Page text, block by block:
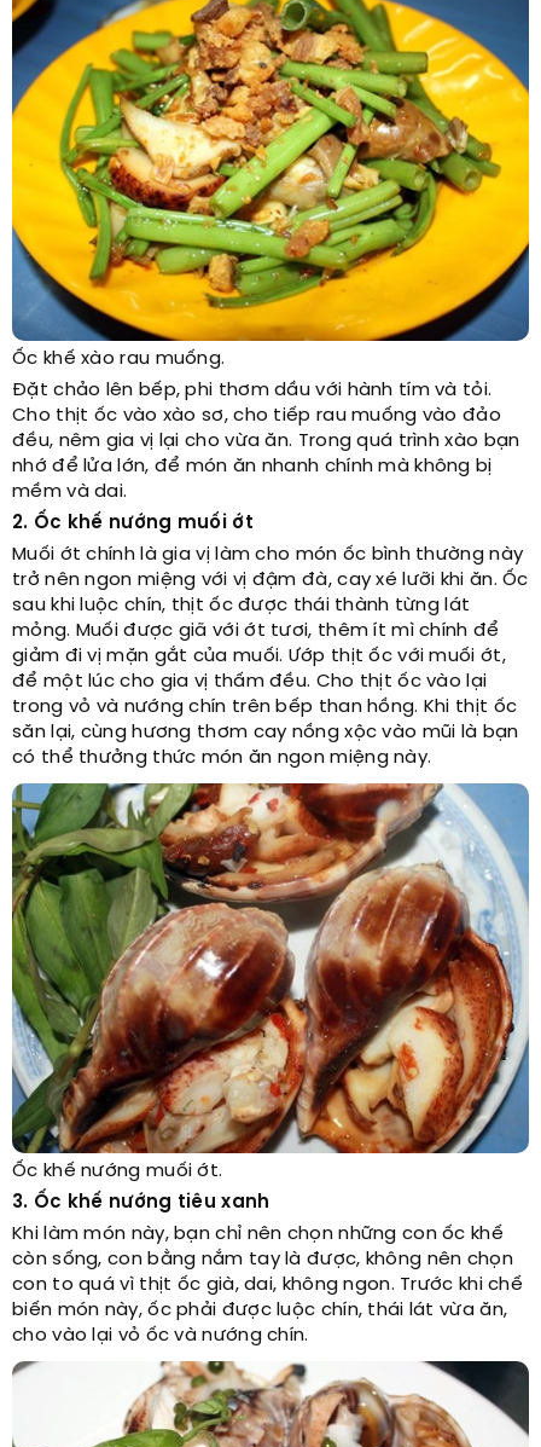
Ốc khế xào rau muống.
Đặt chảo lên bếp, phi thơm dầu với hành tím và tỏi.
Cho thịt ốc vào xào sơ, cho tiếp rau muống vào đảo
đều, nêm gia vị lại cho vừa ăn. Trong quá trình xào bạn
nhớ để lửa lớn, để món ăn nhanh chính mà không bị
mềm và dai.
2. Ốc khế nướng muối ớt
Muối ớt chính là gia vị làm cho món ốc bình thường này
trở nên ngon miệng với vị đậm đà, cay xé lưỡi khi ăn. Ốc
sau khi luộc chín, thịt ốc được thái thành từng lát
mỏng. Muối được giã với ớt tươi, thêm ít mì chính để
giảm đi vị mặn gắt của muối. Ướp thịt ốc với muối ớt,
để một lúc cho gia vị thấm đều. Cho thịt ốc vào lại
trong vỏ và nướng chín trên bếp than hồng. Khi thịt ốc
săn lại, cùng hương thơm cay nồng xộc vào mũi là bạn
có thể thưởng thức món ăn ngon miệng này.
Ốc khế nướng muối ớt.
3. Ốc khế nướng tiêu xanh
Khi làm món này, bạn chỉ nên chọn những con ốc khế
còn sống, con bằng nắm tay là được, không nên chọn
con to quá vì thịt ốc già, dai, không ngon. Trước khi chế
biến món này, ốc phải được luộc chín, thái lát vừa ăn,
cho vào lại vỏ ốc và nướng chín.